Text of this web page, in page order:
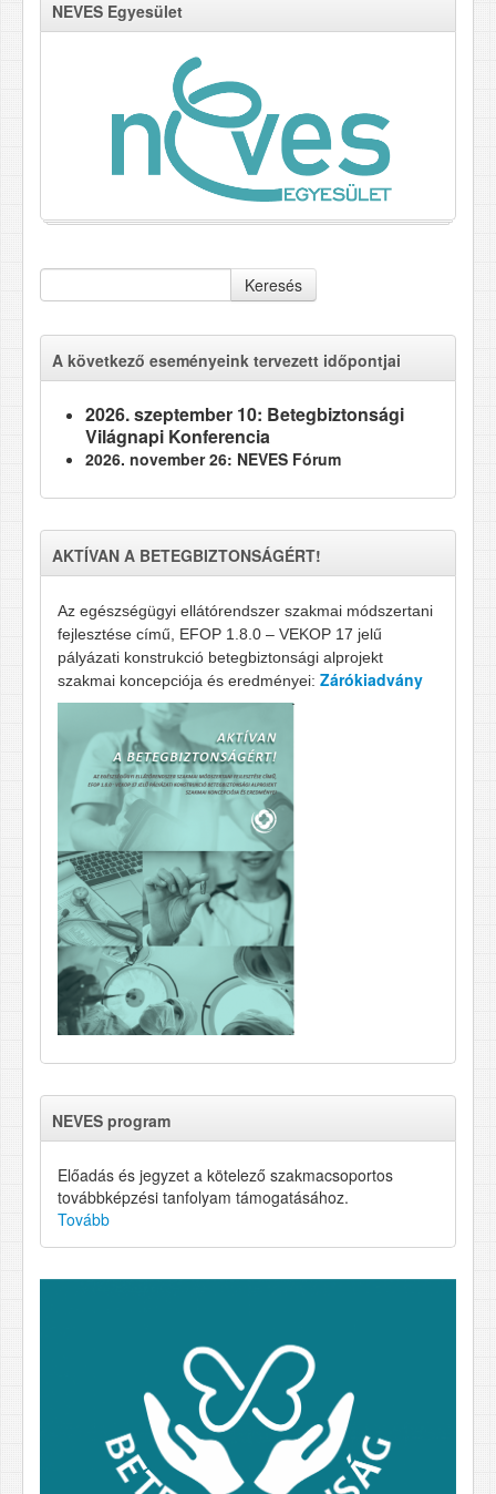
NEVES Egyesület
Keresés
A következő eseményeink tervezett időpontjai
2026. szeptember 10: Betegbiztonsági
Világnapi Konferencia
2026. november 26: NEVES Fórum
AKTÍVAN A BETEGBIZTONSÁGÉRT!
Az egészségügyi ellátórendszer szakmai módszertani
fejlesztése című, EFOP 1.8.0 – VEKOP 17 jelű
pályázati konstrukció betegbiztonsági alprojekt
szakmai koncepciója és eredményei: Zárókiadvány
NEVES program
Előadás és jegyzet a kötelező szakmacsoportos
továbbképzési tanfolyam támogatásához.
Tovább